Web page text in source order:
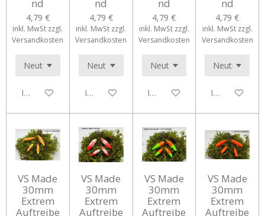
nd
4,79 €
inkl. MwSt zzgl.
Versandkosten
In den Warenkorb
nd
4,79 €
inkl. MwSt zzgl.
Versandkosten
In den Warenkorb
nd
4,79 €
inkl. MwSt zzgl.
Versandkosten
In den Warenkorb
nd
4,79 €
inkl. MwSt zzgl.
Versandkosten
In den
VS Made
30mm
Extrem
Auftreibe
VS Made
30mm
Extrem
Auftreibe
VS Made
30mm
Extrem
Auftreibe
VS Made
30mm
Extrem
Auftreibe